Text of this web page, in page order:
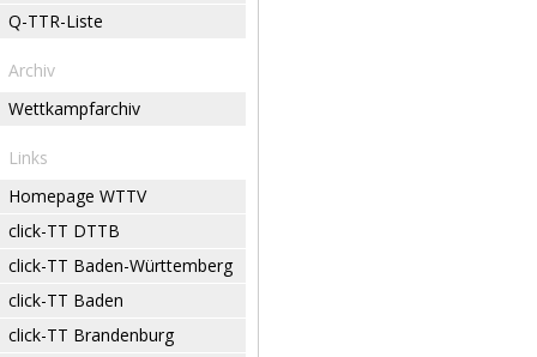
Q-TTR-Liste
Archiv
Wettkampfarchiv
Links
Homepage WTTV
click-TT DTTB
click-TT Baden-Württemberg
click-TT Baden
click-TT Brandenburg